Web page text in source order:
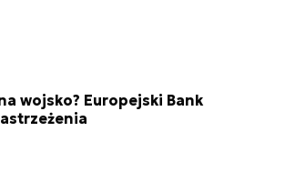
wojsko? Europejski Bank